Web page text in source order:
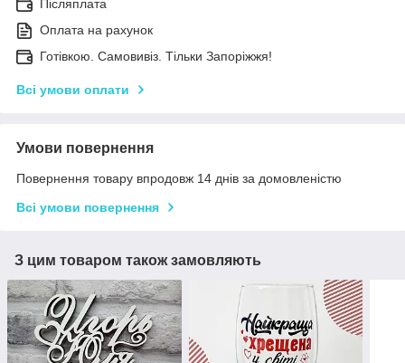
Післяплата
Оплата на рахунок
Готівкою. Самовивіз. Тільки Запоріжжя!
Всі умови оплати
Умови повернення
Повернення товару впродовж 14 днів за домовленістю
Всі умови повернення
З цим товаром також замовляють